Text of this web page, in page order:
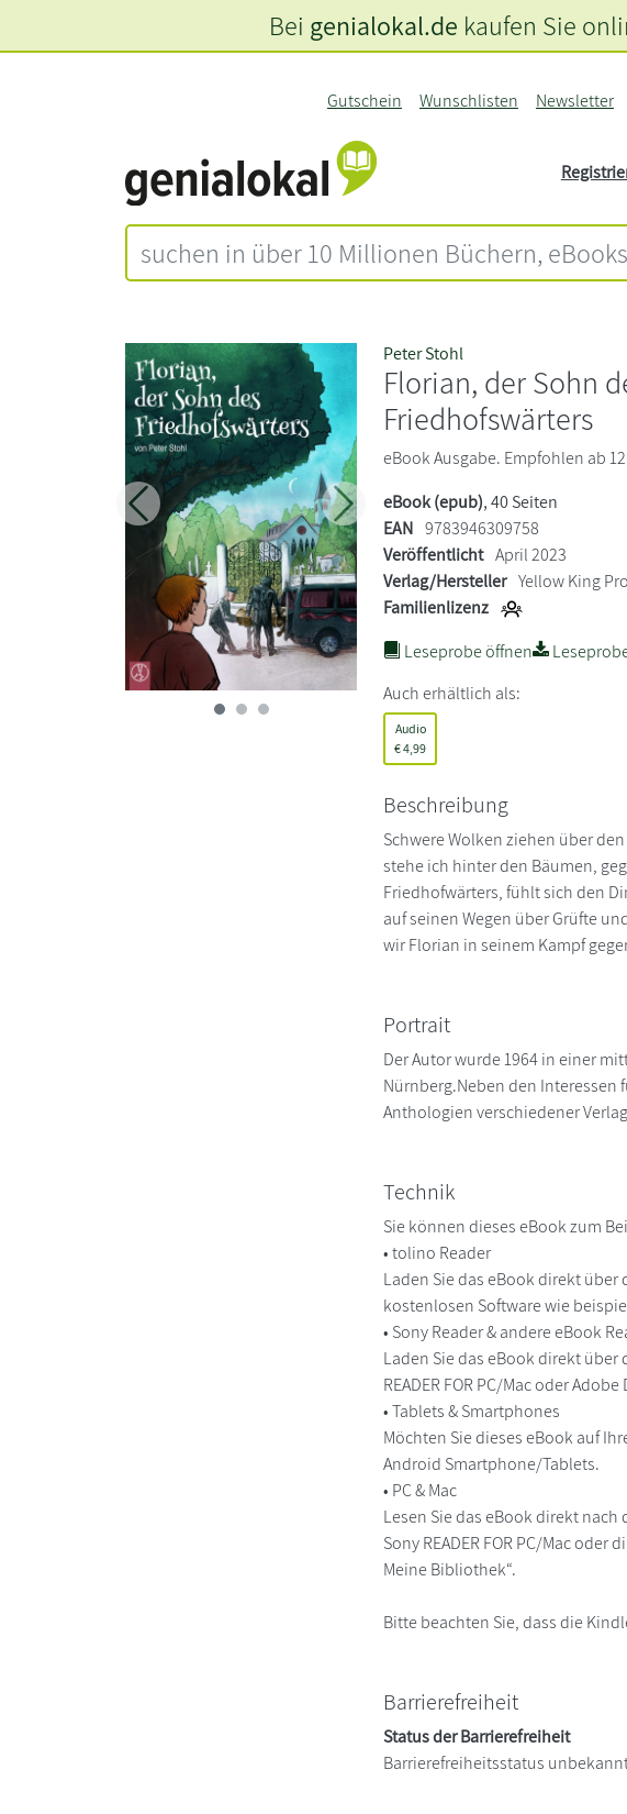
Gutschein Wunschlisten Newsletter
Bei genialokal.de kaufen Sie
Zurück Weiter
Peter Stohl
Florian, der Sohn
Friedhofswärters
eBook Ausgabe. Empfohlen ab
eBook (epub), 40 Seiten
EAN 9783946309758
Veröffentlicht April 2023
Verlag/Hersteller Yellow King
Familienlizenz
Leseprobe öffnen
Auch erhältlich als:
Audio
€4,99
Beschreibung
Schwere Wolken ziehen über
stehe ich hinter den Bäumen,
Friedhofwärters, fühlt sich den
auf seinen Wegen über Grüfte
wir Florian in seinem Kampf
Portrait
Der Autor wurde 1964 in einer
Nürnberg.Neben den
Anthologien verschiedener
Technik
Sie können dieses eBook zum
• tolino Reader
Laden Sie das eBook direkt
kostenlosen Software wie
• Sony Reader & andere eBook
Laden Sie das eBook direkt
READER FOR PC/Mac oder
• Tablets & Smartphones
Möchten Sie dieses eBook auf
Android Smartphone/Tablets.
• PC & Mac
Lesen Sie das eBook direkt
Sony READER FOR PC/Mac
Meine Bibliothek“.
Bitte beachten Sie, dass die
Barrierefreiheit
Status der Barrierefreiheit
Barrierefreiheitsstatus